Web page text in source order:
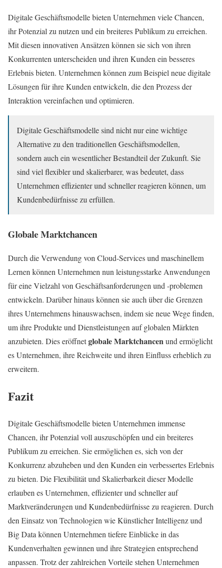
Digitale Geschäftsmodelle bieten Unternehmen viele Chancen,
ihr Potenzial zu nutzen und ein breiteres Publikum zu erreichen.
Mit diesen innovativen Ansätzen können sie sich von ihren
Konkurrenten unterscheiden und ihren Kunden ein besseres
Erlebnis bieten. Unternehmen können zum Beispiel neue digitale
Lösungen für ihre Kunden entwickeln, die den Prozess der
Interaktion vereinfachen und optimieren.
Digitale Geschäftsmodelle sind nicht nur eine wichtige
Alternative zu den traditionellen Geschäftsmodellen,
sondern auch ein wesentlicher Bestandteil der Zukunft. Sie
sind viel flexibler und skalierbarer, was bedeutet, dass
Unternehmen effizienter und schneller reagieren können, um
Kundenbedürfnisse zu erfüllen.
Globale Marktchancen
Durch die Verwendung von Cloud-Services und maschinellem
Lernen können Unternehmen nun leistungsstarke Anwendungen
für eine Vielzahl von Geschäftsanforderungen und -problemen
entwickeln. Darüber hinaus können sie auch über die Grenzen
ihres Unternehmens hinauswachsen, indem sie neue Wege finden,
um ihre Produkte und Dienstleistungen auf globalen Märkten
anzubieten. Dies eröffnetglobale Marktchancenund ermöglicht
es Unternehmen, ihre Reichweite und ihren Einfluss erheblich zu
erweitern.
Fazit
Digitale Geschäftsmodelle bieten Unternehmen immense
Chancen, ihr Potenzial voll auszuschöpfen und ein breiteres
Publikum zu erreichen. Sie ermöglichen es, sich von der
Konkurrenz abzuheben und den Kunden ein verbessertes Erlebnis
zu bieten. Die Flexibilität und Skalierbarkeit dieser Modelle
erlauben es Unternehmen, effizienter und schneller auf
Marktveränderungen und Kundenbedürfnisse zu reagieren. Durch
den Einsatz von Technologien wie Künstlicher Intelligenz und
Big Data können Unternehmen tiefere Einblicke in das
Kundenverhalten gewinnen und ihre Strategien entsprechend
anpassen. Trotz der zahlreichen Vorteile stehen Unternehmen